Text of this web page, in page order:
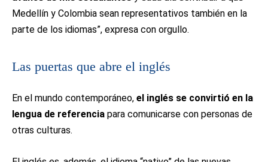
Medellín y Colombia sean representativos también en la
parte de los idiomas”, expresa con orgullo.
Las puertas que abre el inglés
En el mundo contemporáneo, el inglés se convirtió en la
lengua de referencia para comunicarse con personas de
otras culturas.